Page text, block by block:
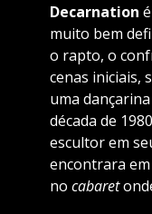
Decarnation
muito bem
o rapto, o
cenas iniciais,
uma
década de
escultor em
encontrara
no cabaret